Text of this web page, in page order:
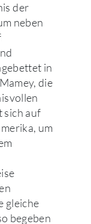
der
neben
in
die
sich auf
um
gleiche
begeben